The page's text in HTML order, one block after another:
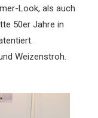
Look, als auch
50er Jahre in
Weizenstroh.